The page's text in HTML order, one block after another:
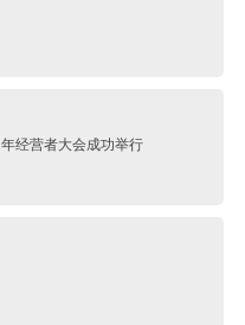
经营者大会成功举行